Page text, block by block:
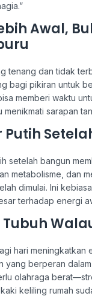
Awal,
tenang dan tidak
bagi pikiran untuk
memberi waktu
sarapan
Putih
setelah bangun
metabolisme, dan
dimulai. Ini
terhadap energi
hari meningkatkan
yang berperan
olahraga
keliling rumah